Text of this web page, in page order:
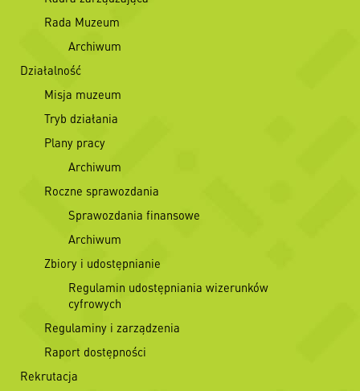
Rada Muzeum
Archiwum
Działalność
Misja muzeum
Tryb działania
Plany pracy
Archiwum
Roczne sprawozdania
Sprawozdania finansowe
Archiwum
Zbiory i udostępnianie
Regulamin udostępniania wizerunków
cyfrowych
Regulaminy i zarządzenia
Raport dostępności
Rekrutacja